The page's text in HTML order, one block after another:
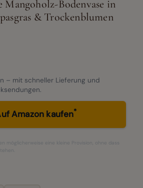
Mangoholz-Bodenvase in
& Trockenblumen
– mit schneller Lieferung und
Amazon kaufen*
möglicherweise eine kleine Provision, ohne dass